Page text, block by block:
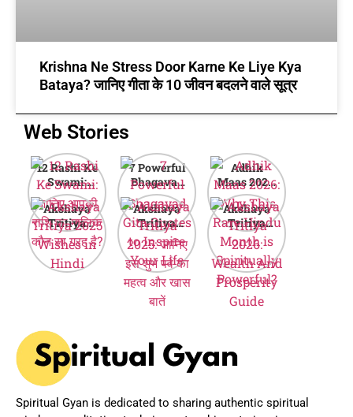
Krishna Ne Stress Door Karne Ke Liye Kya
Bataya? जानिए गीता के 10 जीवन बदलने वाले सूत्र
Web Stories
12 Rashi Ke
Swami:
जानिए आपकी
राशि का मालिक
कौन सा ग्रह है?
7 Powerful
Bhagavad
Gita Quotes
to Inspire
Your Life
Adhik
Maas 2026:
Why This
Rare Hindu
Month is
Spiritually
Powerful?
Akshaya
Tritiya
2025
Wishes in
Hindi
Akshaya
Tritiya
2025: जानिए
इस शुभ पर्व का
महत्व और खास
बातें
Akshaya
Tritiya
2026:
Wealth And
Prosperity
Guide
Spiritual Gyan is dedicated to sharing authentic spiritual